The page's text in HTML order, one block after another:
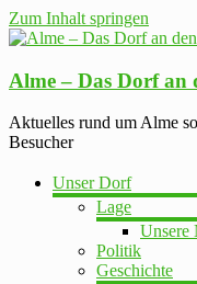
Zum Inhalt springen
Alme – Das Dorf an
Aktuelles rund um Alme
Besucher
Unser Dorf
Lage
Unsere
Politik
Geschichte